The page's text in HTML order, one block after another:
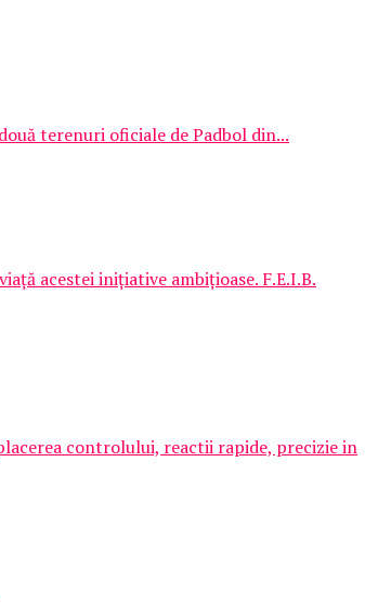
terenuri oficiale de Padbol din...
acestei inițiative ambițioase. F.E.I.B.
controlului, reactii rapide, precizie in